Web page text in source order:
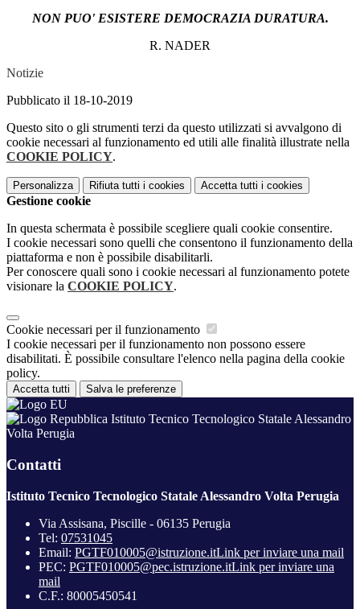
NON PUO' ESISTERE DEMOCRAZIA DURATURA.
R. NADER
Notizie
Pubblicato il 18-10-2019
Questo sito o gli strumenti terzi da questo utilizzati si avvalgono di
cookie necessari al funzionamento ed utili alle finalità illustrate nella
COOKIE POLICY.
Personalizza Rifiuta tutti i cookies Accetta tutti i cookies
Gestione cookie
In questa schermata è possibile scegliere quali cookie consentire.
I cookie necessari sono quelli che consentono il funzionamento della
piattaforma e non è possibile disabilitarli.
Per conoscere quali sono i cookie necessari al funzionamento potete
visionare la COOKIE POLICY.
Cookie necessari per il funzionamento
I cookie necessari per il funzionamento non possono essere
disabilitati. È possibile consultare l'elenco nella pagina della cookie
policy.
Accetta tutti Salva le preferenze
Istituto Tecnico Tecnologico Statale Alessandro
Volta Perugia
Contatti
Istituto Tecnico Tecnologico Statale Alessandro Volta Perugia
Via Assisana, Piscille - 06135 Perugia
Tel: 07531045
Email: PGTF010005@istruzione.itLink per inviare una mail
PEC: PGTF010005@pec.istruzione.itLink per inviare una
mail
C.F.: 80005450541